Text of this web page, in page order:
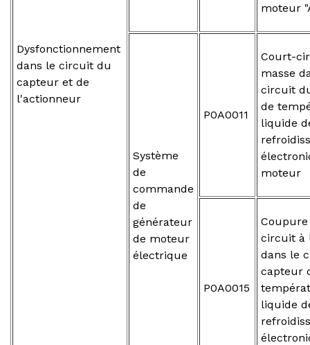
Dysfonctionnement
dans le circuit du
capteur et de
l'actionneur
moteur
Système
de
commande
de
générateur
de moteur
électrique
P0A0011
Court-
masse
circuit
de
liquide
moteur
P0A0015
circuit à
dans le
capteur
liquide